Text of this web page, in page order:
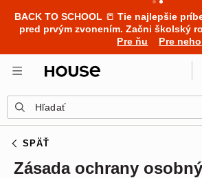
BACK TO SCHOOL 📒 Tie najlepšie
pred prvým zvonením. Začni školský
Pre ňu
Pre neho
Hľadať
SPÄŤ
Zásada ochrany